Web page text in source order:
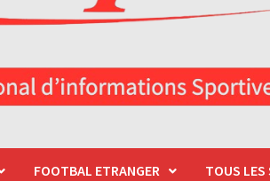
FOOTBAL ETRANGER TOUS LES